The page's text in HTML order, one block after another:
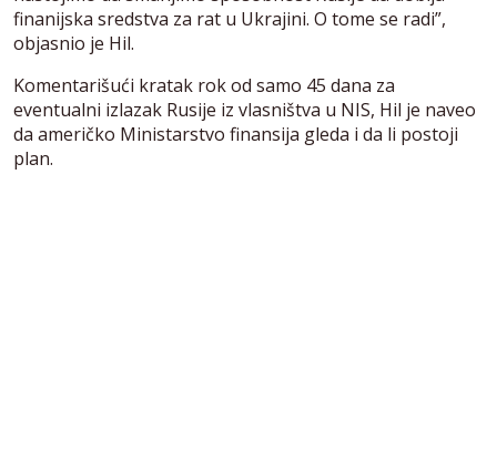
finanijska sredstva za rat u Ukrajini. O tome se radi”,
objasnio je Hil.
Komentarišući kratak rok od samo 45 dana za
eventualni izlazak Rusije iz vlasništva u NIS, Hil je naveo
da američko Ministarstvo finansija gleda i da li postoji
plan.